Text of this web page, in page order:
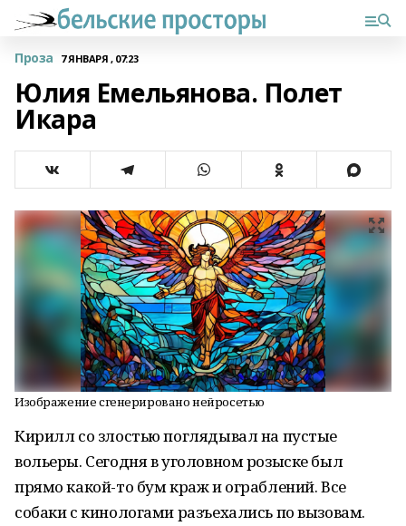
Проза 7 ЯНВАРЯ , 07:23
Юлия Емельянова. Полет
Икара
Изображение сгенерировано нейросетью
Кирилл со злостью поглядывал на пустые
вольеры. Сегодня в уголовном розыске был
прямо какой-то бум краж и ограблений. Все
собаки с кинологами разъехались по вызовам.